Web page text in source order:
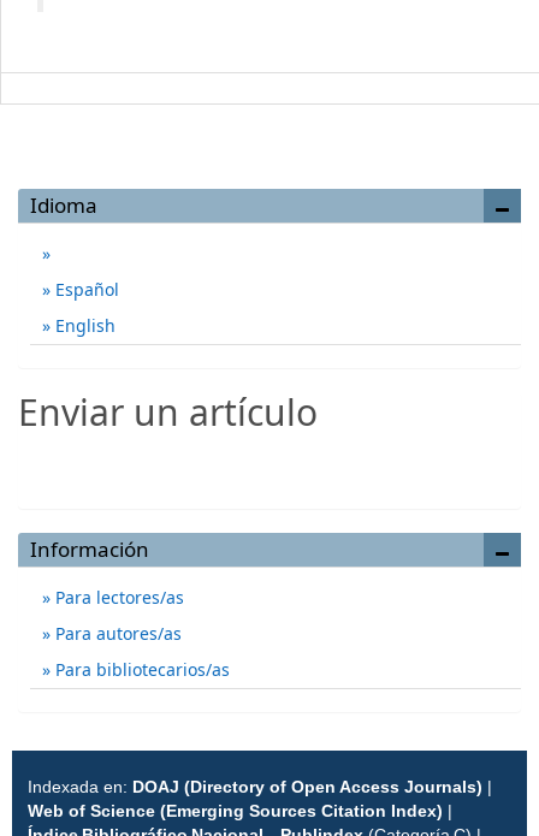
Idioma
Español
English
Enviar un artículo
Información
Para lectores/as
Para autores/as
Para bibliotecarios/as
Indexada en: DOAJ (Directory of Open Access Journals) |
Web of Science (Emerging Sources Citation Index) |